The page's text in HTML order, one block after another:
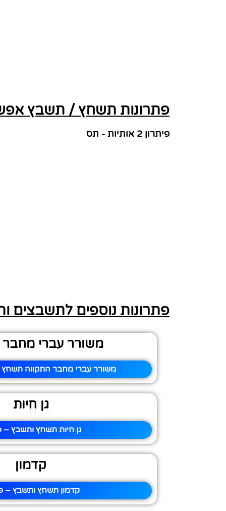
פתרונות תשחץ / תשבץ
פיתרון 2 אותיות - תס
פתרונות נוספים לתשבצים
משורר עברי מחבר
משורר עברי מחבר התקווה תשחץ
גן חיות
גן חיות תשחץ ותשבץ –
קדמון
קדמון תשחץ ותשבץ –